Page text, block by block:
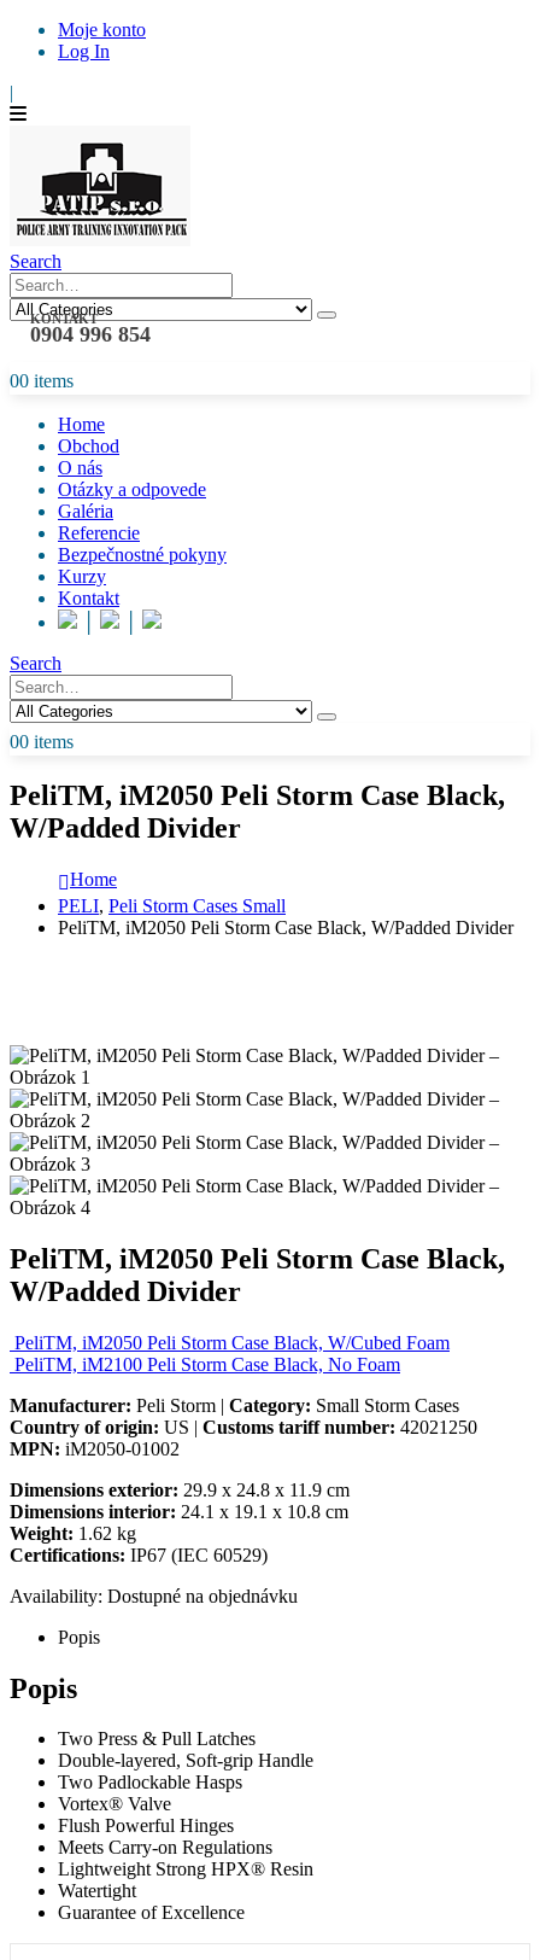
Moje konto
Log In
|
Search
KONTAKT
0904 996 854
00 items
Home
Obchod
O nás
Otázky a odpovede
Galéria
Referencie
Bezpečnostné pokyny
Kurzy
Kontakt
Search
00 items
PeliTM, iM2050 Peli Storm Case Black,
W/Padded Divider
Home
PELI, Peli Storm Cases Small
PeliTM, iM2050 Peli Storm Case Black, W/Padded Divider
PeliTM, iM2050 Peli Storm Case Black,
W/Padded Divider
PeliTM, iM2050 Peli Storm Case Black, W/Cubed Foam
PeliTM, iM2100 Peli Storm Case Black, No Foam
Manufacturer: Peli Storm | Category: Small Storm Cases
Country of origin: US | Customs tariff number: 42021250
MPN: iM2050-01002
Dimensions exterior: 29.9 x 24.8 x 11.9 cm
Dimensions interior: 24.1 x 19.1 x 10.8 cm
Weight: 1.62 kg
Certifications: IP67 (IEC 60529)
Availability: Dostupné na objednávku
Popis
Popis
Two Press & Pull Latches
Double-layered, Soft-grip Handle
Two Padlockable Hasps
Vortex® Valve
Flush Powerful Hinges
Meets Carry-on Regulations
Lightweight Strong HPX® Resin
Watertight
Guarantee of Excellence